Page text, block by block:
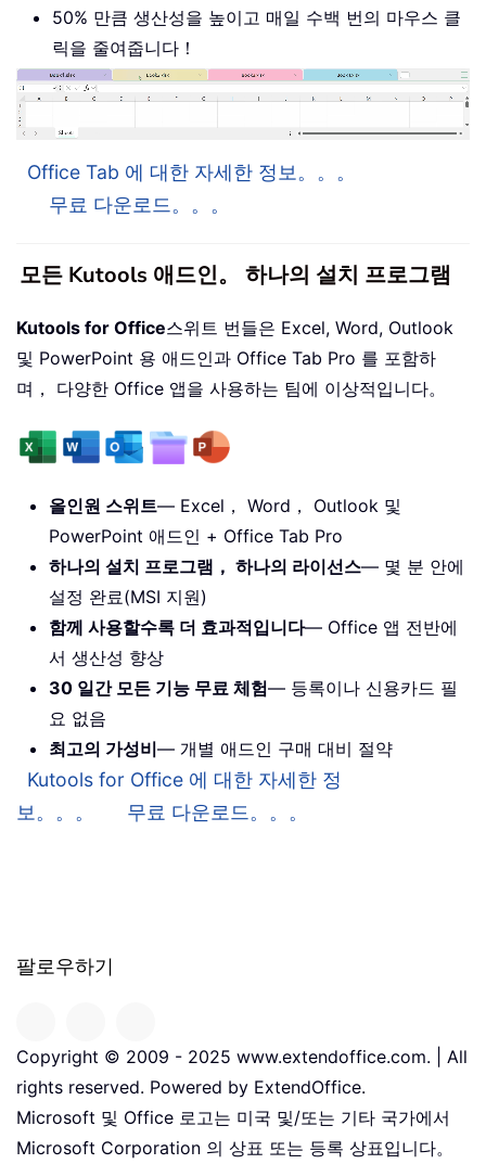
50% 만큼 생산성을 높이고 매일 수백 번의 마우스 클
릭을 줄여줍니다！
Office Tab 에 대한 자세한 정보。。。
무료 다운로드。。。
모든 Kutools 애드인。 하나의 설치 프로그램
Kutools for Office스위트 번들은 Excel, Word, Outlook
및 PowerPoint 용 애드인과 Office Tab Pro 를 포함하
며， 다양한 Office 앱을 사용하는 팀에 이상적입니다。
올인원 스위트— Excel， Word， Outlook 및
PowerPoint 애드인 + Office Tab Pro
하나의 설치 프로그램， 하나의 라이선스— 몇 분 안에
설정 완료(MSI 지원)
함께 사용할수록 더 효과적입니다— Office 앱 전반에
서 생산성 향상
30 일간 모든 기능 무료 체험— 등록이나 신용카드 필
요 없음
최고의 가성비— 개별 애드인 구매 대비 절약
Kutools for Office 에 대한 자세한 정
보。。。
무료 다운로드。。。
팔로우하기
Copyright © 2009 - 2025 www.extendoffice.com. | All
rights reserved. Powered by ExtendOffice.
Microsoft 및 Office 로고는 미국 및/또는 기타 국가에서
Microsoft Corporation 의 상표 또는 등록 상표입니다。